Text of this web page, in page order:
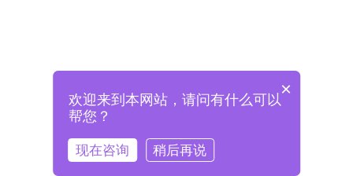
登录即表示已阅读并同意《格兰德官网用户协议》
×
欢迎来到本网站，请问有什么可以
帮您？
现在咨询 稍后再说